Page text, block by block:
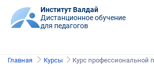
Институт Валдай
Дистанционное обучение
для педагогов
Главная Курсы Курс профессиональной